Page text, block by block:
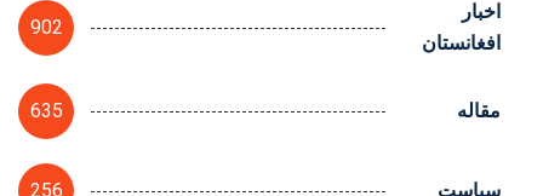
اخبار
افغانستان
902
مقاله 635
سیاست 256